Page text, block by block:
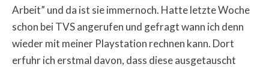
Arbeit” und da ist sie immernoch. Hatte letzte Woche
schon bei TVS angerufen und gefragt wann ich denn
wieder mit meiner Playstation rechnen kann. Dort
erfuhr ich erstmal davon, dass diese ausgetauscht